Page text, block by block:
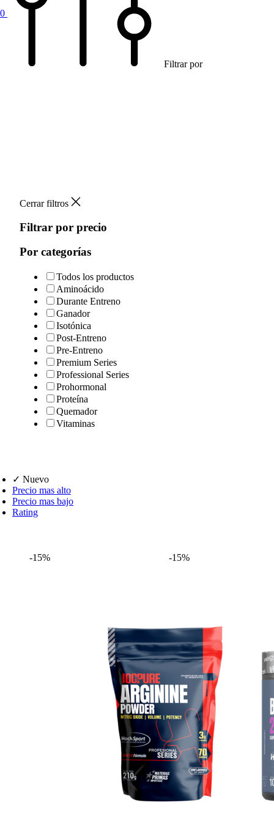
0
Filtrar por
Cerrar filtros
Filtrar por precio
Por categorías
Todos los productos
Aminoácido
Durante Entreno
Ganador
Isotónica
Post-Entreno
Pre-Entreno
Premium Series
Professional Series
Prohormonal
Proteína
Quemador
Vitaminas
✓ Nuevo
Precio mas alto
Precio mas bajo
Rating
-15% -15%